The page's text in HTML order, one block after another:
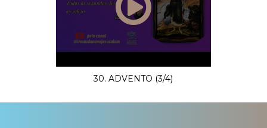
30. ADVENTO (3/4)